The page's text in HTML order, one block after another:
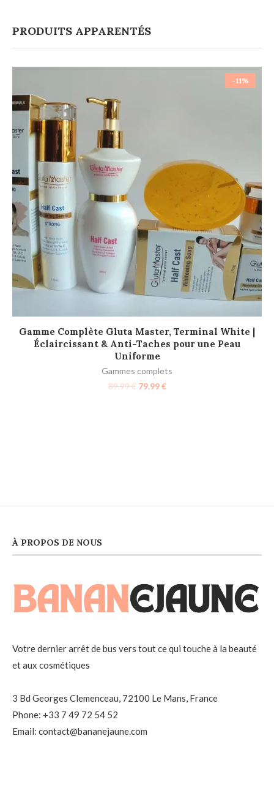
PRODUITS APPARENTÉS
-11%
AJOUTER AU PANIER
Gamme Complète Gluta Master, Terminal White |
Éclaircissant & Anti-Taches pour une Peau
Uniforme
Gammes complets
89.99€ 79.99€
À PROPOS DE NOUS
Votre dernier arrêt de bus vers tout ce qui touche à la beauté
et aux cosmétiques
3 Bd Georges Clemenceau, 72100 Le Mans, France
Phone: +33 7 49 72 54 52
Email: contact@bananejaune.com